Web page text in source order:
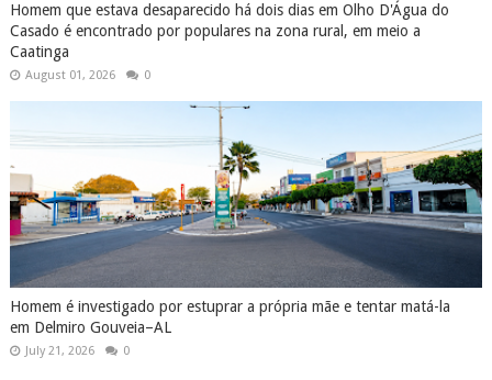
Homem que estava desaparecido há dois dias em Olho D'Água do
Casado é encontrado por populares na zona rural, em meio a
Caatinga
August 01, 2026 0
Homem é investigado por estuprar a própria mãe e tentar matá-la
em Delmiro Gouveia–AL
July 21, 2026 0